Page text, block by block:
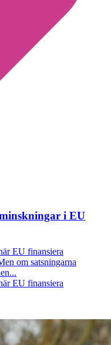
i EU
EU finansiera
om satsningarna
EU finansiera